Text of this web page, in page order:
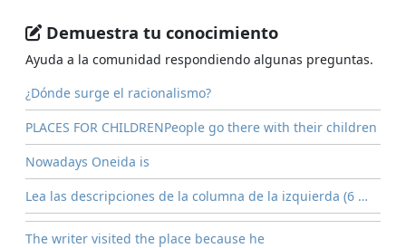
Demuestra tu conocimiento
Ayuda a la comunidad respondiendo algunas preguntas.
¿Dónde surge el racionalismo?
PLACES FOR CHILDRENPeople go there with their children
Nowadays Oneida is
Lea las descripciones de la columna de la izquierda (6 …
The writer visited the place because he